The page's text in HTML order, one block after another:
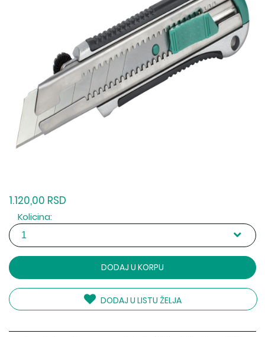
1.120,00 RSD
Kolicina:
DODAJ U KORPU
DODAJ U LISTU ŽELJA